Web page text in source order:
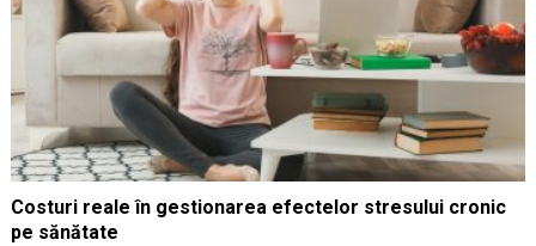
Costuri reale în gestionarea efectelor stresului cronic
pe sănătate